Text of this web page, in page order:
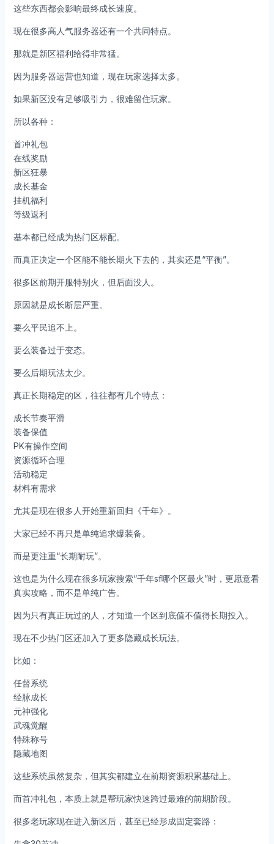
这些东西都会影响最终成长速度。
现在很多高人气服务器还有一个共同特点。
那就是新区福利给得非常猛。
因为服务器运营也知道，现在玩家选择太多。
如果新区没有足够吸引力，很难留住玩家。
所以各种：
首冲礼包
在线奖励
新区狂暴
成长基金
挂机福利
等级返利
基本都已经成为热门区标配。
而真正决定一个区能不能长期火下去的，其实还是“平衡”。
很多区前期开服特别火，但后面没人。
原因就是成长断层严重。
要么平民追不上。
要么装备过于变态。
要么后期玩法太少。
真正长期稳定的区，往往都有几个特点：
成长节奏平滑
装备保值
PK有操作空间
资源循环合理
活动稳定
材料有需求
尤其是现在很多人开始重新回归《千年》。
大家已经不再只是单纯追求爆装备。
而是更注重“长期耐玩”。
这也是为什么现在很多玩家搜索“千年sf哪个区最火”时，更愿意看
真实攻略，而不是单纯广告。
因为只有真正玩过的人，才知道一个区到底值不值得长期投入。
现在不少热门区还加入了更多隐藏成长玩法。
比如：
任督系统
经脉成长
元神强化
武魂觉醒
特殊称号
隐藏地图
这些系统虽然复杂，但其实都建立在前期资源积累基础上。
而首冲礼包，本质上就是帮玩家快速跨过最难的前期阶段。
很多老玩家现在进入新区后，甚至已经形成固定套路：